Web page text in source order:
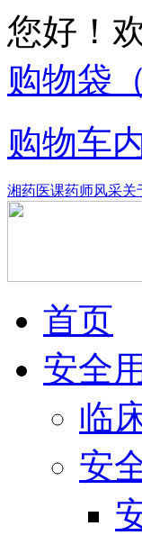
您好！
购物袋 （
购物车
湘药医课药师风采关
首页
安全
临
安